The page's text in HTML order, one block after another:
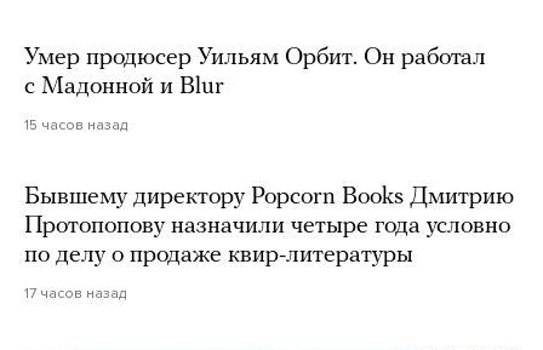
Умер продюсер Уильям Орбит. Он работал
с Мадонной и Blur
15 часов назад
Бывшему директору Popcorn Books Дмитрию
Протопопову назначили четыре года условно
по делу о продаже квир-литературы
17 часов назад